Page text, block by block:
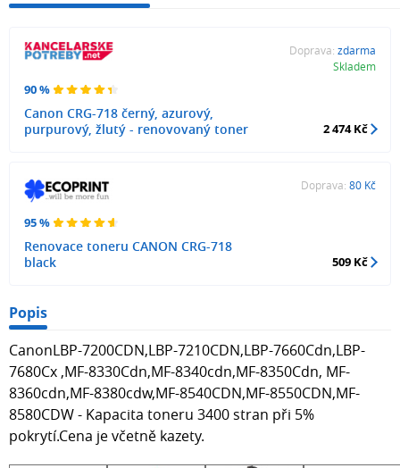
90 %
Canon CRG-718 černý, azurový,
purpurový, žlutý - renovovaný toner
Doprava: zdarma
Skladem
2 474 Kč
95 %
Renovace toneru CANON CRG-718
black
Doprava: 80 Kč
509 Kč
Popis
CanonLBP-7200CDN,LBP-7210CDN,LBP-7660Cdn,LBP-
7680Cx ,MF-8330Cdn,MF-8340cdn,MF-8350Cdn, MF-
8360cdn,MF-8380cdw,MF-8540CDN,MF-8550CDN,MF-
8580CDW - Kapacita toneru 3400 stran při 5%
pokrytí.Cena je včetně kazety.